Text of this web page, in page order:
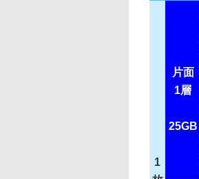
1
片面
1層
25GB